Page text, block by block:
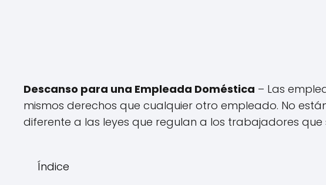
Descanso para una Empleada Doméstica – Las
mismos derechos que cualquier otro empleado. No
diferente a las leyes que regulan a los trabajadores que
Índice